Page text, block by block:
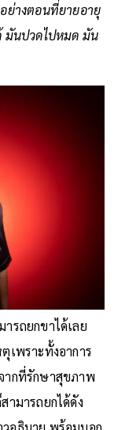
ย่างตอนที่ยายอายุ
มันปวดไปหมด มัน
รถยกขาได้เลย
ตุเพราะทั้งอาการ
ากที่รักษาสุขภาพ
ามารถยกได้ดัง